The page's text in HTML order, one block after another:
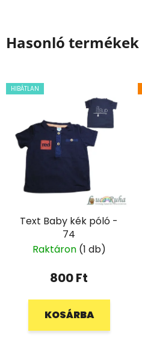
Hasonló termékek
HIBÁTLAN
Text Baby kék póló -
74
Raktáron (1 db)
800 Ft
KOSÁRBA